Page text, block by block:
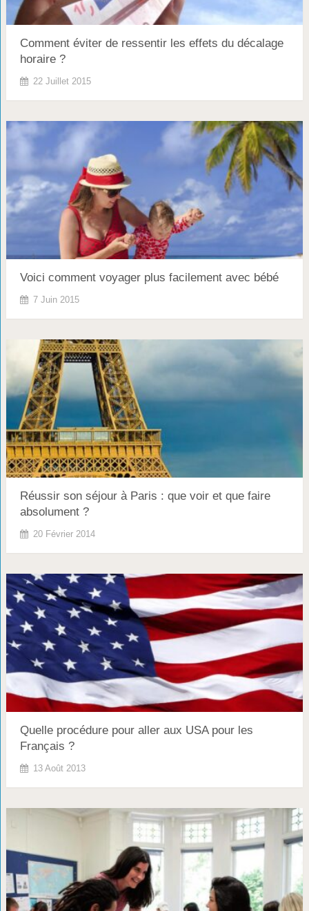
Comment éviter de ressentir les effets du décalage
horaire ?
22 Juillet 2015
Voici comment voyager plus facilement avec bébé
7 Juin 2015
Réussir son séjour à Paris : que voir et que faire
absolument ?
20 Février 2014
Quelle procédure pour aller aux USA pour les
Français ?
13 Août 2013